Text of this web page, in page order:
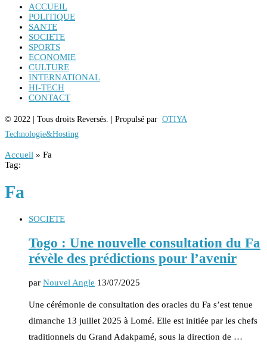
ACCUEIL
POLITIQUE
SANTE
SOCIETE
SPORTS
ECONOMIE
CULTURE
INTERNATIONAL
HI-TECH
CONTACT
© 2022 | Tous droits Reversés. | Propulsé par OTIYA
Technologie&Hosting
Accueil » Fa
Tag:
Fa
SOCIETE
Togo : Une nouvelle consultation du Fa
révèle des prédictions pour l’avenir
par Nouvel Angle 13/07/2025
Une cérémonie de consultation des oracles du Fa s’est tenue
dimanche 13 juillet 2025 à Lomé. Elle est initiée par les chefs
traditionnels du Grand Adakpamé, sous la direction de …